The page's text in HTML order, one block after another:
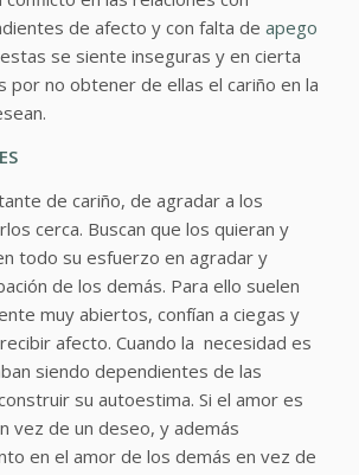
de afecto y con falta de apego
se siente inseguras y en cierta
por no obtener de ellas el cariño en la
de cariño, de agradar a los
cerca. Buscan que los quieran y
todo su esfuerzo en agradar y
de los demás. Para ello suelen
muy abiertos, confían a ciegas y
afecto. Cuando la necesidad es
siendo dependientes de las
su autoestima. Si el amor es
vez de un deseo, y además
en el amor de los demás en vez de